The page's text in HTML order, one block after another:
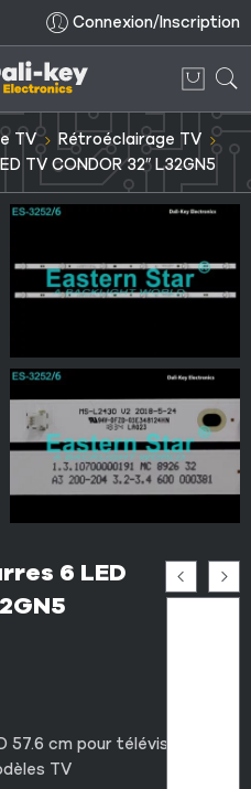
Connexion/Inscription
TV
Rétroéclairage TV
TV CONDOR 32″ L32GN5
6 LED
cm pour télévision
TV